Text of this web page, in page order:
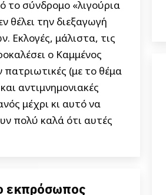
το σύνδρομο «λιγούρια
θέλει την διεξαγωγή
Εκλογές, μάλιστα, τις
ο Καμμένος
(με το θέμα
αντιμνημονιακές
μέχρι κι αυτό να
πολύ καλά ότι αυτές
εκπρόσωπος